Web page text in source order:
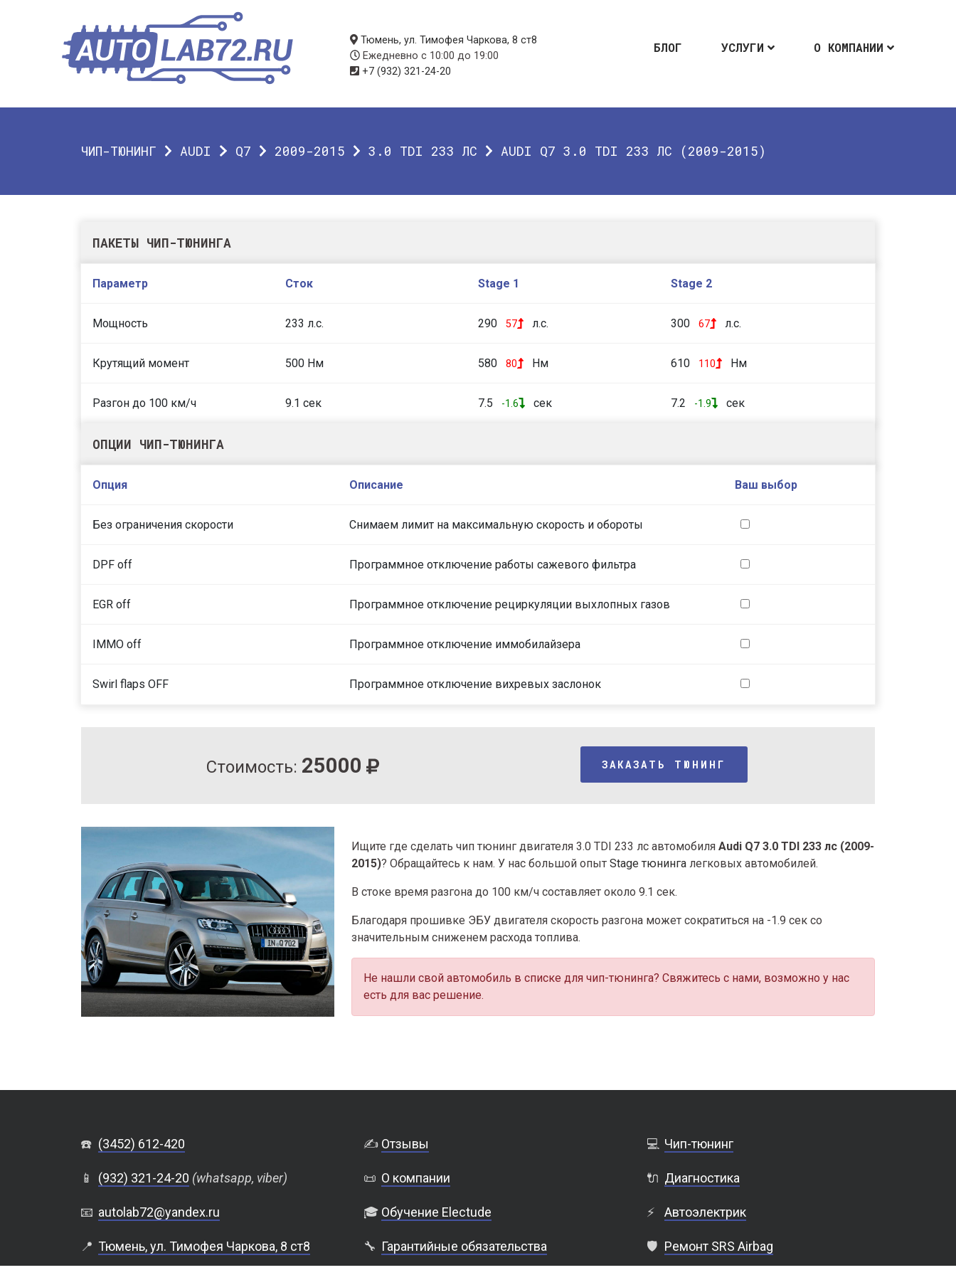
БЛОГ УСЛУГИ О КОМПАНИИ
Тюмень, ул. Тимофея Чаркова, 8 ст8
Ежедневно с 10:00 до 19:00
+7 (932) 321-24-20
ЧИП-ТЮНИНГ AUDI Q7 2009-2015 3.0 TDI 233 ЛС AUDI Q7 3.0 TDI 233 ЛС (2009-2015)
ПАКЕТЫ ЧИП-ТЮНИНГА
Параметр Сток Stage 1 Stage 2
Мощность 233 л.с. 290 57 л.с. 300 67 л.с.
Крутящий момент 500 Нм 580 80 Нм 610 110 Нм
Разгон до 100 км/ч 9.1 сек 7.5 -1.6 сек 7.2 -1.9 сек
ОПЦИИ ЧИП-ТЮНИНГА
Опция Описание Ваш выбор
Без ограничения скорости Снимаем лимит на максимальную скорость и обороты
DPF off Программное отключение работы сажевого фильтра
EGR off Программное отключение рециркуляции выхлопных газов
IMMO off Программное отключение иммобилайзера
Swirl flaps OFF Программное отключение вихревых заслонок
Стоимость: 25000 ЗАКАЗАТЬ ТЮНИНГ
Ищите где сделать чип тюнинг двигателя 3.0 TDI 233 лс автомобиля Audi Q7 3.0 TDI 233 лс (2009-
2015)? Обращайтесь к нам. У нас большой опыт Stage тюнинга легковых автомобилей.
В стоке время разгона до 100 км/ч составляет около 9.1 сек.
Благодаря прошивке ЭБУ двигателя скорость разгона может сократиться на -1.9 сек со
значительным сниженем расхода топлива.
Не нашли свой автомобиль в списке для чип-тюнинга? Свяжитесь с нами, возможно у нас
есть для вас решение.
☎️ (3452) 612-420
📱 (932) 321-24-20 (whatsapp, viber)
📧 autolab72@yandex.ru
📍 Тюмень, ул. Тимофея Чаркова, 8 ст8
✍️ Отзывы
📜 О компании
🎓 Обучение Electude
🔧 Гарантийные обязательства
💻 Чип-тюнинг
🔌 Диагностика
⚡ Автоэлектрик
🛡️ Ремонт SRS Airbag